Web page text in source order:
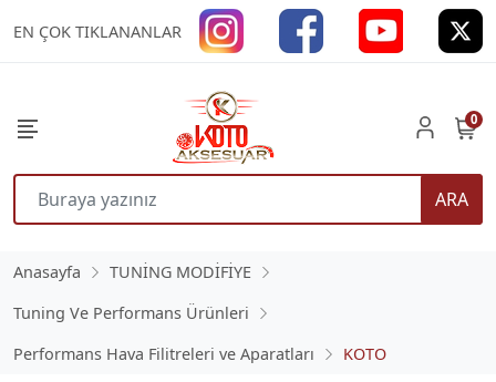
EN ÇOK TIKLANANLAR
ARA
0
Anasayfa
TUNİNG MODİFİYE
Tuning Ve Performans Ürünleri
Performans Hava Filitreleri ve Aparatları
KOTO